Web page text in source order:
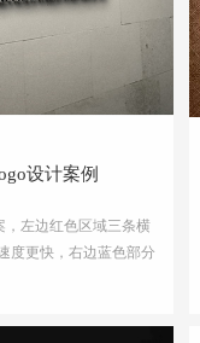
设计案例
设计案例
，左边红色区域三条横
度更快，右边蓝色部分